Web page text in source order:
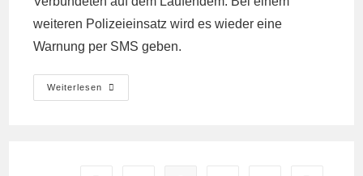
weiteren Polizeieinsatz wird es wieder eine
Warnung per SMS geben.
Weiterlesen
Rodungsstopp
Bedeutet